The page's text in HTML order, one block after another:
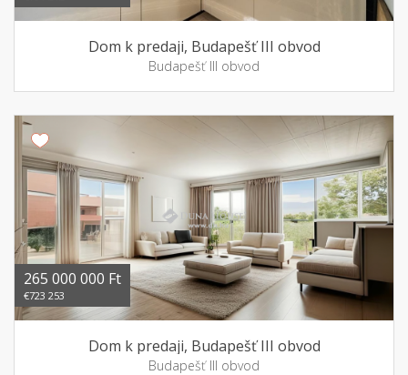
Dom k predaji, Budapešť III obvod
Budapešť III obvod
265 000 000 Ft
€723 253
Dom k predaji, Budapešť III obvod
Budapešť III obvod